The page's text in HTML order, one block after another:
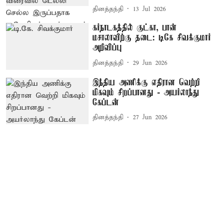
தினத்தந்தி 13 Jul 2026
கர்நாடகத்தில் குட்கா, பான்
மசாலாவிற்கு தடை: டிகே சிவக்குமார்
அறிவிப்பு
தினத்தந்தி 29 Jun 2026
இந்திய அணிக்கு எதிரான வெற்றி
மிகவும் சிறப்பானது - அயர்லாந்து
கேப்டன்
தினத்தந்தி 27 Jun 2026